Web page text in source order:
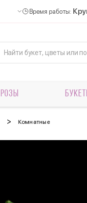
Время работы:
РОЗЫ
> Комнатные